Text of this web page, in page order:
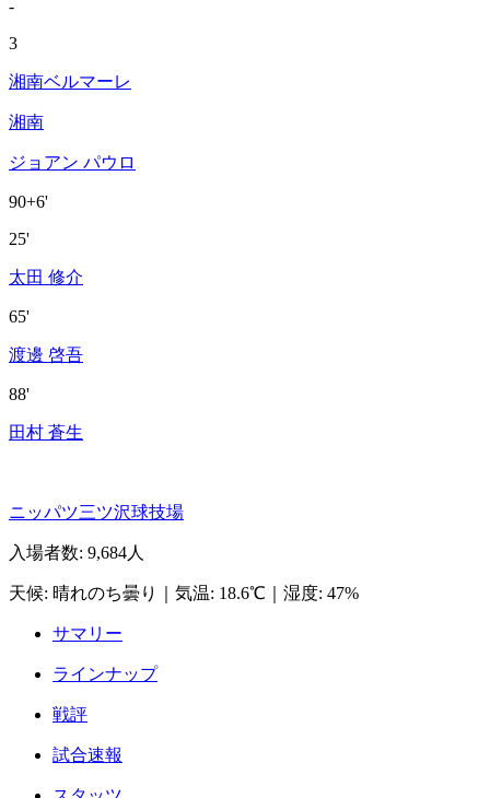
-
3
湘南ベルマーレ
湘南
ジョアン パウロ
90+6'
25'
太田 修介
65'
渡邊 啓吾
88'
田村 蒼生
ニッパツ三ツ沢球技場
入場者数: 9,684人
天候: 晴れのち曇り 気温: 18.6℃ 湿度: 47%
サマリー
ラインナップ
戦評
試合速報